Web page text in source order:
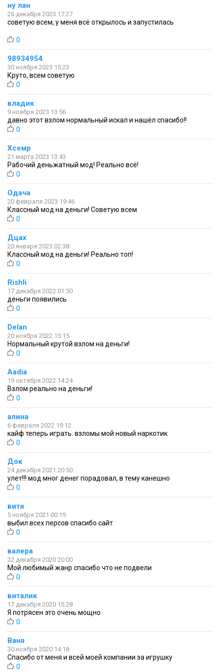
ну лан
26 декабря 2023 17:27
советую всем, у меня всё открылось и запустилась
0
98934954
30 ноября 2023 15:23
Круто, всем советую
0
владик
9 ноября 2023 13:56
давно этот взлом нормальный искал и нашёл спасибо!!
0
Хсемр
21 марта 2023 13:43
Рабочий деньжатный мод! Реально всё!
0
Одача
20 февраля 2023 19:46
Классный мод на деньги! Советую всем
0
Дцах
20 января 2023 02:38
Классный мод на деньги! Реально топ!
0
Rishli
17 декабря 2022 01:50
деньги появились
0
Delan
20 ноября 2022 15:15
Нормальный крутой взлом на деньги!
0
Aadia
19 октября 2022 14:24
Взлом реально на деньги!
0
алина
6 февраля 2022 19:12
кайф теперь играть. взломы мой новый наркотик
0
Док
24 декабря 2021 20:50
улет!!! мод мног денег порадовал, в тему канешно
0
витя
5 ноября 2021 00:19
выбил всех персов спасибо сайт
0
валера
22 декабря 2020 20:00
Мой любимый жанр спасибо что не подвели
0
виталик
17 декабря 2020 15:28
Я потрясен это очень мощно
0
Ваня
30 ноября 2020 14:18
Спасибо от меня и всей моей компании за игрушку
0